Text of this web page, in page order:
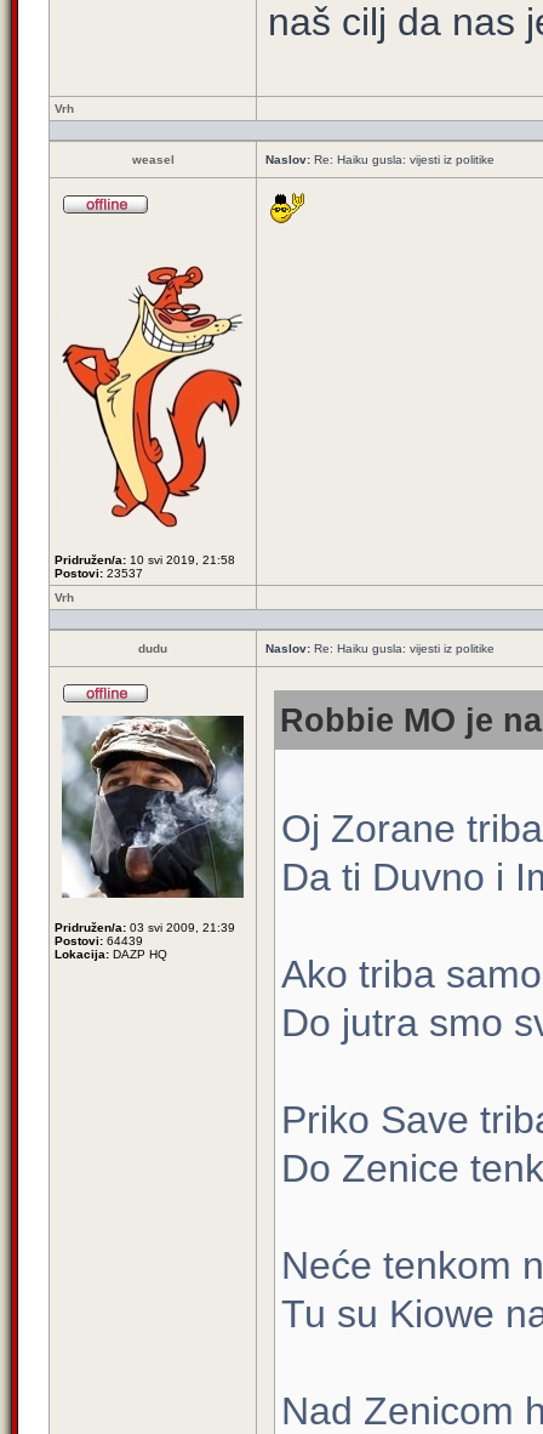
naš cilj da nas
Vrh
weasel Naslov: Re: Haiku gusla: vijesti iz politike
Pridružen/a: 10 svi 2019, 21:58
Postovi: 23537
Vrh
dudu Naslov: Re: Haiku gusla: vijesti iz politike
Pridružen/a: 03 svi 2009, 21:39
Postovi: 64439
Lokacija: DAZP HQ
Robbie MO je
Oj Zorane
Da ti Duvno i
Ako triba
Do jutra smo
Priko Save
Do Zenice
Neće tenkom
Tu su Kiowe
Nad Zenicom